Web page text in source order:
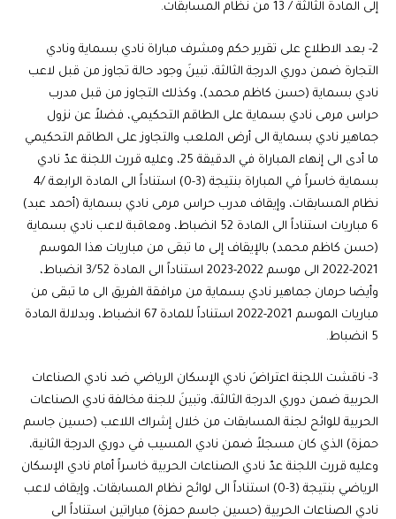
إلى المادة الثالثة / 13 من نظام المسابقات.
2- بعد الاطلاع على تقرير حكم ومشرف مباراة نادي بسماية ونادي
التجارة ضمن دوري الدرجة الثالثة، تبينَ وجود حالة تجاوز من قبل لاعب
نادي بسماية (حسن كاظم محمد)، وكذلك التجاوز من قبل مدرب
حراس مرمى نادي بسماية على الطاقم التحكيمي، فضلاً عن نزول
جماهير نادي بسماية الى أرض الملعب والتجاوز على الطاقم التحكيمي
ما أدى الى إنهاء المباراة في الدقيقة 25، وعليه قررت اللجنة عدّ نادي
بسماية خاسراً في المباراة بنتيجة (3-0) استناداً الى المادة الرابعة /4
نظام المسابقات، وإيقاف مدرب حراس مرمى نادي بسماية (أحمد عبد)
6 مباريات استناداً الى المادة 52 انضباط، ومعاقبة لاعب نادي بسماية
(حسن كاظم محمد) بالإيقاف إلى ما تبقى من مباريات هذا الموسم
2021-2022 الى موسم 2022-2023 استناداً الى المادة 3/52 انضباط،
وأيضا حرمان جماهير نادي بسماية من مرافقة الفريق الى ما تبقى من
مباريات الموسم 2021-2022 استناداً للمادة 67 انضباط، وبدلالة المادة
5 انضباط.
3- ناقشت اللجنة اعتراضَ نادي الإسكان الرياضي ضد نادي الصناعات
الحربية ضمن دوري الدرجة الثالثة، وتبينَ للجنة مخالفة نادي الصناعات
الحربية للوائح لجنة المسابقات من خلال إشراك اللاعب (حسين جاسم
حمزة) الذي كان مسجلاً ضمن نادي المسيب في دوري الدرجة الثانية،
وعليه قررت اللجنة عدّ نادي الصناعات الحربية خاسراً أمام نادي الإسكان
الرياضي بنتيجة (3-0) استناداً الى لوائح نظام المسابقات، وإيقاف لاعب
نادي الصناعات الحربية (حسين جاسم حمزة) مباراتين استناداً الى